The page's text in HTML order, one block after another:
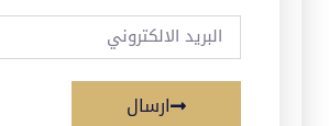
ارسال